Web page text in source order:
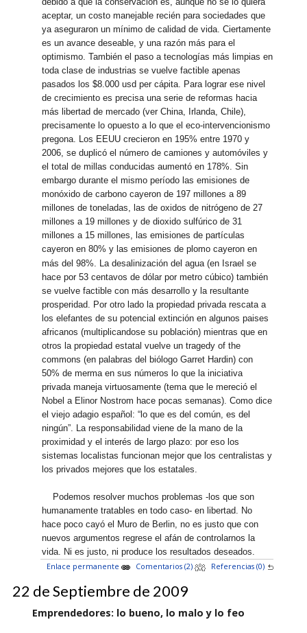
aceptar, un costo manejable recién para sociedades que
ya aseguraron un mínimo de calidad de vida. Ciertamente
es un avance deseable, y una razón más para el
optimismo. También el paso a tecnologías más limpias en
toda clase de industrias se vuelve factible apenas
pasados los $8.000 usd per cápita. Para lograr ese nivel
de crecimiento es precisa una serie de reformas hacia
más libertad de mercado (ver China, Irlanda, Chile),
precisamente lo opuesto a lo que el eco-intervencionismo
pregona. Los EEUU crecieron en 195% entre 1970 y
2006, se duplicó el número de camiones y automóviles y
el total de millas conducidas aumentó en 178%. Sin
embargo durante el mismo período las emisiones de
monóxido de carbono cayeron de 197 millones a 89
millones de toneladas, las de oxidos de nitrógeno de 27
millones a 19 millones y de dioxido sulfúrico de 31
millones a 15 millones, las emisiones de partículas
cayeron en 80% y las emisiones de plomo cayeron en
más del 98%. La desalinización del agua (en Israel se
hace por 53 centavos de dólar por metro cúbico) también
se vuelve factible con más desarrollo y la resultante
prosperidad. Por otro lado la propiedad privada rescata a
los elefantes de su potencial extinción en algunos paises
africanos (multiplicandose su población) mientras que en
otros la propiedad estatal vuelve un tragedy of the
commons (en palabras del biólogo Garret Hardin) con
50% de merma en sus números lo que la iniciativa
privada maneja virtuosamente (tema que le mereció el
Nobel a Elinor Nostrom hace pocas semanas). Como dice
el viejo adagio español: “lo que es del común, es del
ningún”. La responsabilidad viene de la mano de la
proximidad y el interés de largo plazo: por eso los
sistemas localistas funcionan mejor que los centralistas y
los privados mejores que los estatales.
Podemos resolver muchos problemas -los que son
humanamente tratables en todo caso- en libertad. No
hace poco cayó el Muro de Berlin, no es justo que con
nuevos argumentos regrese el afán de controlarnos la
vida. Ni es justo, ni produce los resultados deseados.
Enlace permanente
Comentarios (2) Referencias (0)
22 de Septiembre de 2009
Emprendedores: lo bueno, lo malo y lo feo